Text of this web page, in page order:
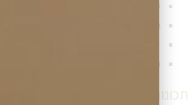
גוף השעון – פלדת אל חלד כסופה
רצועת השעון –
תכונות נוספות: